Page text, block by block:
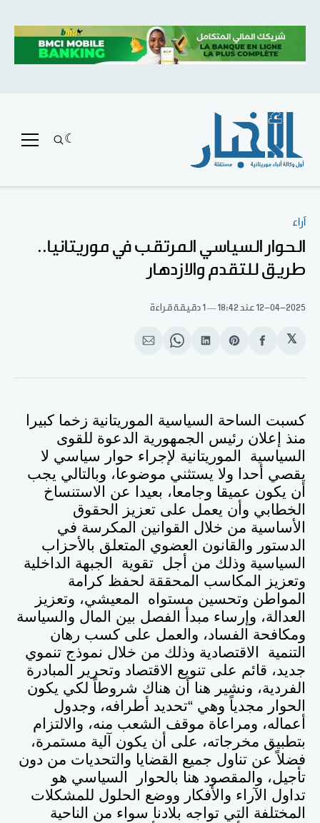
آراء
الحوار السياسي المرتقب في موريتانيا..
طريق للتقدم والازدهار
12-04-2025 عند 18:42 1 دقيقة قراءة
𝕏
انشر
الفيسبوك
Share
Pinterest
انشر
لينكد
Share
WhatsApp
انشر
الإيميل
كسبت الساحة السياسية الموريتانية زخما كبيرا
منذ إعلان رئيس الجمهورية الدعوة للقوى
السياسية الموريتانية لإجراء حوار سياسي لا
يقصي أحدا ولا يستثني موضوعا، وبالتالي يجب
أن يكون عميقا وجامعا، بعيدا عن الاستنساخ
الخطابي وأن يعمل على تعزيز الحقوق
الأساسية من خلال القوانين المكرسة في
الدستور والقانون العضوي المتعلق بالأحزاب
السياسية وذلك من أجل تقوية الجبهة الداخلية
وتعزيز المكاسب المحققة لحفظ كرامة
المواطن وتحسين مستواه المعيشي، وتعزيز
العدالة، وإرساء مبدأ الفصل بين المال والسياسة
ومكافحة الفساد، والعمل على كسب رهان
التنمية الاقتصادية وذلك من خلال نموذج تنموي
جديد، قائم على تنويع الاقتصاد وتحرير المبادرة
الفردية، ونشير هنا أن هناك شروطاً لكي يكون
الحوار مجدياً وهي “تحديد أطرافه، وجدول
أعماله، ومراعاة موقف الشعب منه، والالتزام
بتطبيق مخرجاته، على أن يكون آلية مستمرة،
فضلاً عن تناول جميع القضايا والتحديات من دون
تأجيل، والمقصود هنا بالحوار السياسي هو
تداول الآراء والأفكار ووضع الحلول للمشكلات
المختلفة التي تواجه بلادنا سواء من الناحية